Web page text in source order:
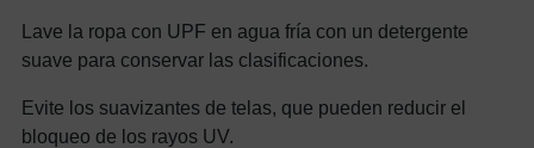
Lave la ropa con UPF en agua fría con un detergente
suave para conservar las clasificaciones.
Evite los suavizantes de telas, que pueden reducir el
bloqueo de los rayos UV.